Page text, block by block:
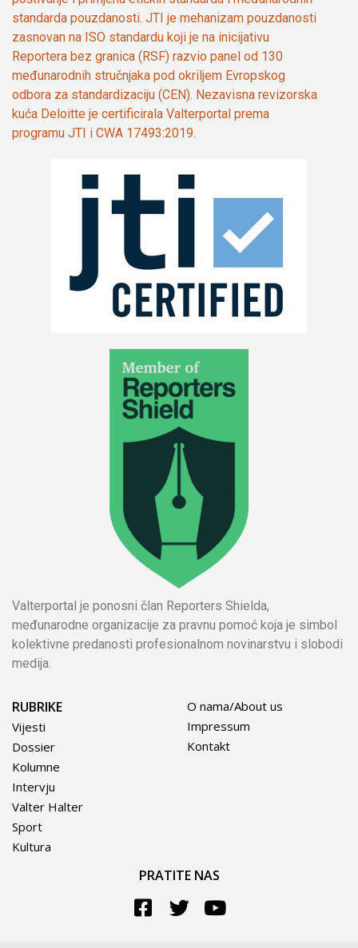
standarda pouzdanosti. JTI je mehanizam pouzdanosti
zasnovan na ISO standardu koji je na inicijativu
Reportera bez granica (RSF) razvio panel od 130
međunarodnih stručnjaka pod okriljem Evropskog
odbora za standardizaciju (CEN). Nezavisna revizorska
kuća Deloitte je certificirala Valterportal prema
programu JTI i CWA 17493:2019.
Valterportal je ponosni član Reporters Shielda,
međunarodne organizacije za pravnu pomoć koja je simbol
kolektivne predanosti profesionalnom novinarstvu i slobodi
medija.
RUBRIKE
Vijesti
Dossier
Kolumne
Intervju
Valter Halter
Sport
Kultura
O nama/About us
Impressum
Kontakt
PRATITE NAS